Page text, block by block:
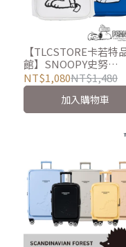
【TLCSTORE卡若特
館】SNOOPY史努
比/OLAF歐拉夫後背包
NT$1,080NT$1,480
加入購物車